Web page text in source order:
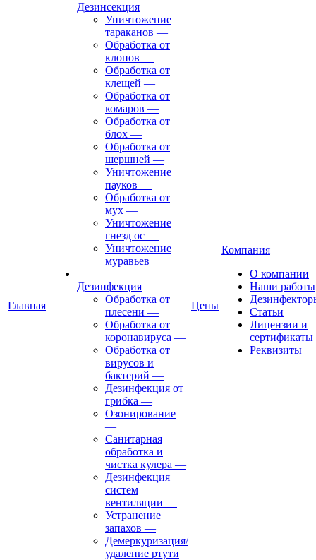
Главная
Дезинсекция
Уничтожение
тараканов —
Обработка от
клопов —
Обработка от
клещей —
Обработка от
комаров —
Обработка от
блох —
Обработка от
шершней —
Уничтожение
пауков —
Обработка от
мух —
Уничтожение
гнезд ос —
Уничтожение
муравьев
Дезинфекция
Обработка от
плесени —
Обработка от
коронавируса —
Обработка от
вирусов и
бактерий —
Дезинфекция от
грибка —
Озонирование
—
Санитарная
обработка и
чистка кулера —
Дезинфекция
систем
вентиляции —
Устранение
запахов —
Демеркуризация/
удаление ртути
Цены
Компания
О компании
Наши работы
Статьи
Лицензии и
сертификаты
Реквизиты